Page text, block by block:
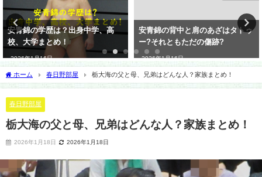
安青錦の学歴は？出身中学、高
校、大学まとめ！
2026年1月16日
安青錦の背中と肩のあざはタトゥ
ー?それともただの傷跡?
2026年1月16日
ホーム 春日野部屋 栃大海の父と母、兄弟はどんな人？家族まとめ！
春日野部屋
栃大海の父と母、兄弟はどんな人？家族まとめ！
2026年1月18日 2026年1月18日